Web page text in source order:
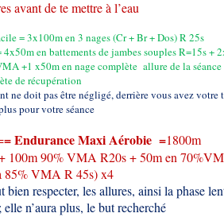
avant de te mettre à l’eau
= 3x100m en 3 nages (Cr + Br + Dos) R 25s
en battements de jambes souples R=15s +
+1 x50m en nage complète allure de la
de récupération
ne doit pas être négligé, derrière vous avez votre
pour votre séance
= Endurance Maxi Aérobie =1800m
100m 90% VMA R20s + 50m en
85% VMA R 45s) x4
bien respecter, les allures, ainsi la phase
n’aura plus, le but recherché